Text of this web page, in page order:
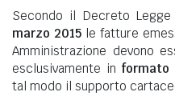
Secondo il Decreto
marzo 2015le fatture
Amministrazione devono
esclusivamente in formato
tal modo il supporto